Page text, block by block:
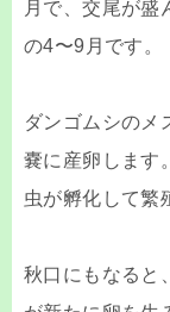
月で、交尾が盛
の4〜9月です。
ダンゴムシのメ
嚢に産卵します
虫が孵化して繁
秋口にもなると